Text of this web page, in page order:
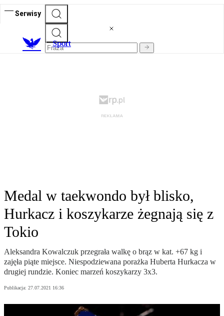
Serwisy
Sport
Medal w taekwondo był blisko,
Hurkacz i koszykarze żegnają się z
Tokio
Aleksandra Kowalczuk przegrała walkę o brąz w kat. +67 kg i
zajęła piąte miejsce. Niespodziewana porażka Huberta Hurkacza w
drugiej rundzie. Koniec marzeń koszykarzy 3x3.
Publikacja: 27.07.2021 16:36